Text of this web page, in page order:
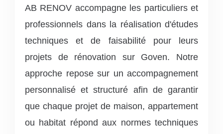
AB RENOV accompagne les particuliers et
professionnels dans la réalisation d'études
techniques et de faisabilité pour leurs
projets de rénovation sur Goven. Notre
approche repose sur un accompagnement
personnalisé et structuré afin de garantir
que chaque projet de maison, appartement
ou habitat répond aux normes techniques